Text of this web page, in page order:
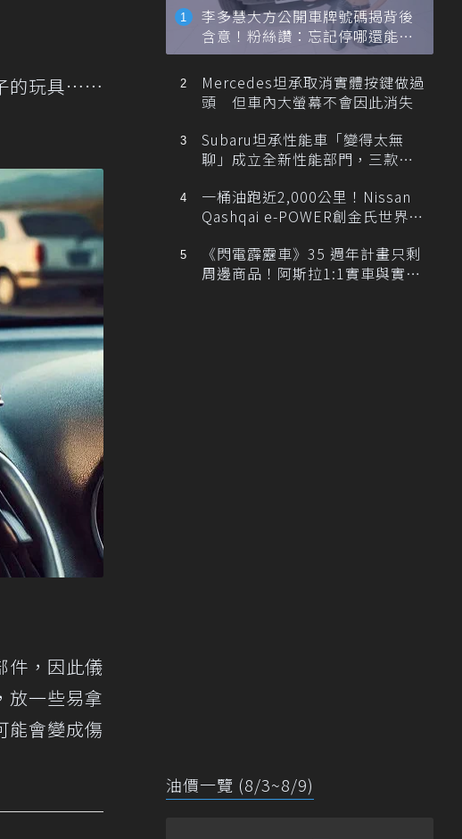
的玩具……
件，因此儀
放一些易拿
能會變成傷
李多慧大方公開車牌號碼揭背後
含意！粉絲讚：忘記停哪還能幫
忙找車
Mercedes坦承取消實體按鍵做過
頭 但車內大螢幕不會因此消失
Subaru坦承性能車「變得太無
聊」成立全新性能部門，三款手
一桶油跑近2,000公里！Nissan
Qashqai e-POWER創金氏世界紀
《閃電霹靂車》35 週年計畫只剩
周邊商品！阿斯拉1:1實車與實體
油價一覽 (8/3~8/9)